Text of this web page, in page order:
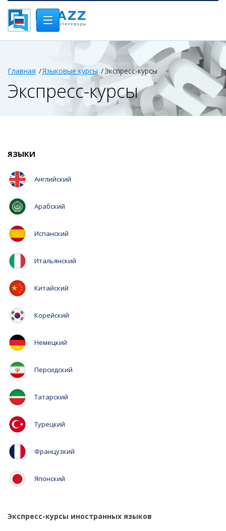
Главная Языковые курсы Экспресс-курсы
Экспресс-курсы
ЯЗЫКИ
Английский
Арабский
Испанский
Итальянский
Китайский
Корейский
Немецкий
Персидский
Татарский
Турецкий
Французкий
Японский
Экспресс-курсы иностранных языков